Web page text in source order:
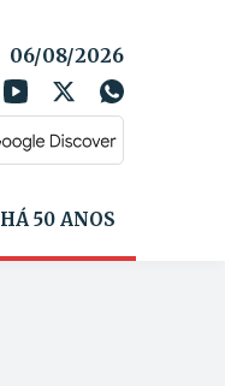
06/08/2026
HÁ 50 ANOS